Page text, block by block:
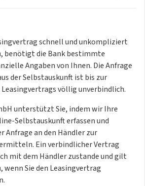
schnell und unkompliziert
benötigt die Bank bestimmte
Angaben von Ihnen. Die Anfrage
der Selbstauskunft ist bis zur
völlig unverbindlich.
unterstützt Sie, indem wir Ihre
Selbstauskunft erfassen und
Anfrage an den Händler zur
Ein verbindlicher Vertrag
mit dem Händler zustande und gilt
wenn Sie den Leasingvertrag